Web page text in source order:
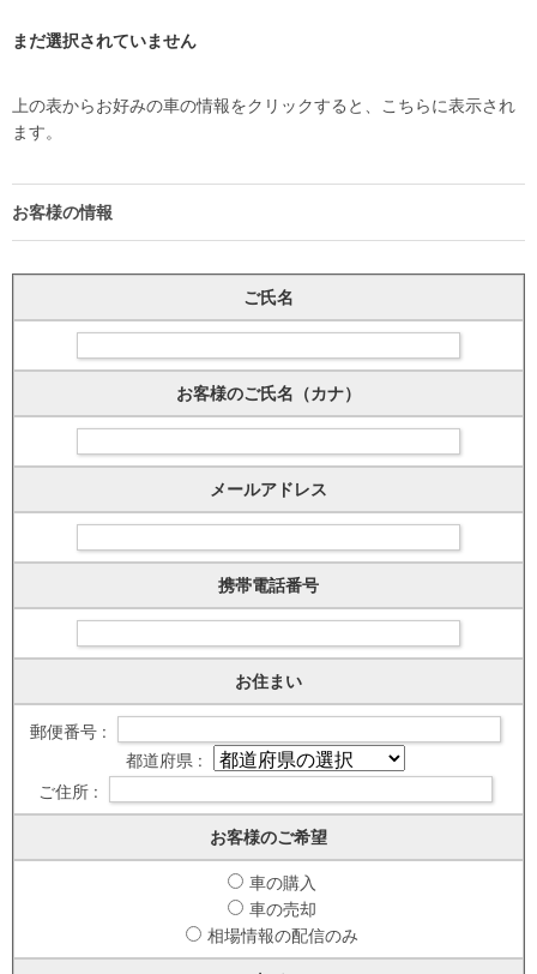
まだ選択されていません
上の表からお好みの車の情報をクリックすると、こちらに表示され
ます。
お客様の情報
ご氏名
お客様のご氏名（カナ）
メールアドレス
携帯電話番号
お住まい
郵便番号 :
都道府県 :
ご住所 :
お客様のご希望
車の購入
車の売却
相場情報の配信のみ